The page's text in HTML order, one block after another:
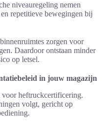
niveauregeling nemen
repetitieve bewegingen bij
zorgen voor
Daardoor ontstaan minder
op letsel.
in jouw magazijn
voor heftruckcertificering.
volgt, gericht op